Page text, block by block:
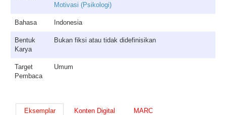
Motivasi (Psikologi)
Bahasa Indonesia
Bentuk
Karya
Bukan fiksi atau tidak didefinisikan
Target
Pembaca
Umum
Eksemplar Konten Digital
MARC